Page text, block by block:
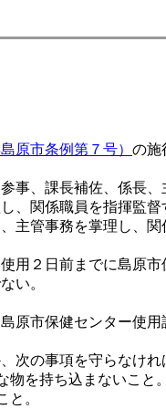
原市条例第７号） の施
、課長補佐、係長、
、関係職員を指揮監督
管事務を掌理し、関
用２日前までに島原
い。
市保健センター使用
次の事項を守らなけれ
を持ち込まないこと。
。